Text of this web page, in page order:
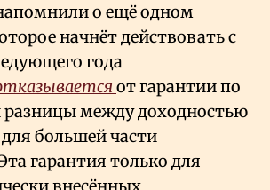
о ещё одном
начнёт действовать с
года
от гарантии по
между доходностью
большей части
гарантия только для
внесённых